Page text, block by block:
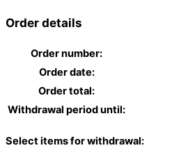
Order details
Order number:
Order date:
Order total:
Withdrawal period until:
Select items for withdrawal: